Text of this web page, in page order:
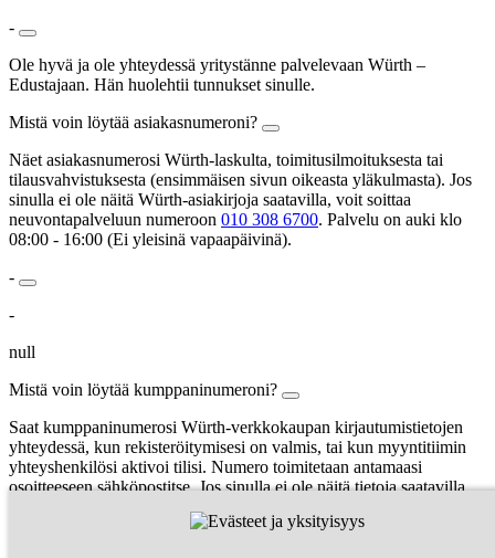
-
Ole hyvä ja ole yhteydessä yritystänne palvelevaan Würth –
Edustajaan. Hän huolehtii tunnukset sinulle.
Mistä voin löytää asiakasnumeroni?
Näet asiakasnumerosi Würth-laskulta, toimitusilmoituksesta tai
tilausvahvistuksesta (ensimmäisen sivun oikeasta yläkulmasta). Jos
sinulla ei ole näitä Würth-asiakirjoja saatavilla, voit soittaa
neuvontapalveluun numeroon 010 308 6700. Palvelu on auki klo
08:00 - 16:00 (Ei yleisinä vapaapäivinä).
-
-
null
Mistä voin löytää kumppaninumeroni?
Saat kumppaninumerosi Würth-verkkokaupan kirjautumistietojen
yhteydessä, kun rekisteröitymisesi on valmis, tai kun myyntitiimin
yhteyshenkilösi aktivoi tilisi. Numero toimitetaan antamaasi
osoitteeseen sähköpostitse. Jos sinulla ei ole näitä tietoja saatavilla,